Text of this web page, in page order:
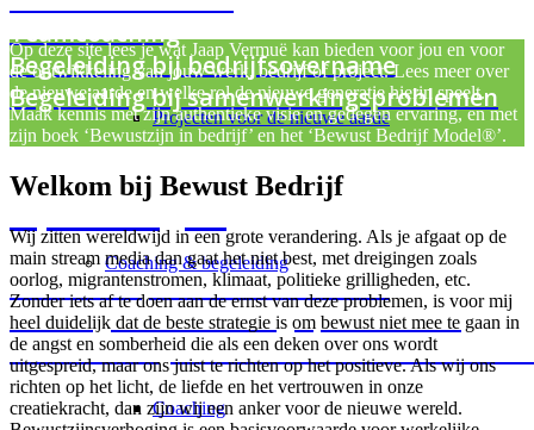
Projecten voor de nieuwe aarde
Coaching & begeleiding
Coaching
Teamcoaching
Begeleiding bij bedrijfsovername
Begeleiding bij samenwerkingsproblemen
Opstellingen
Snel zicht op de stand van zaken
Krachtige voorbereiding op verandering
Bewust Bedrijf Model voor transformatie
Op deze site lees je wat Jaap Vermuë kan bieden voor jou en voor
de ontwikkeling van jouw werk, bedrijf of project. Lees meer over
de nieuwe aarde en welke rol de nieuwe generatie hierin speelt.
Maak kennis met zijn authentieke visie en gedegen ervaring, en met
zijn boek ‘Bewustzijn in bedrijf’ en het ‘Bewust Bedrijf Model®’.
Welkom bij Bewust Bedrijf
Wij zitten wereldwijd in een grote verandering. Als je afgaat op de
main stream media dan gaat het niet best, met dreigingen zoals
oorlog, migrantenstromen, klimaat, politieke grilligheden, etc.
Zonder iets af te doen aan de ernst van deze problemen, is voor mij
heel duidelijk dat de beste strategie is om bewust niet mee te gaan in
de angst en somberheid die als een deken over ons wordt
uitgespreid, maar ons juist te richten op het positieve. Als wij ons
richten op het licht, de liefde en het vertrouwen in onze
creatiekracht, dan zijn wij een anker voor de nieuwe wereld.